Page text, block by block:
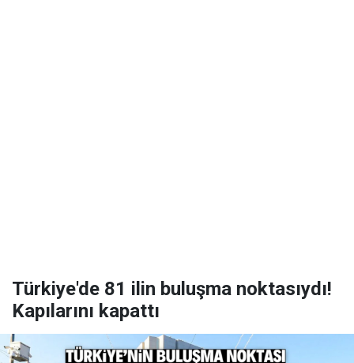
Türkiye'de 81 ilin buluşma noktasıydı!
Kapılarını kapattı